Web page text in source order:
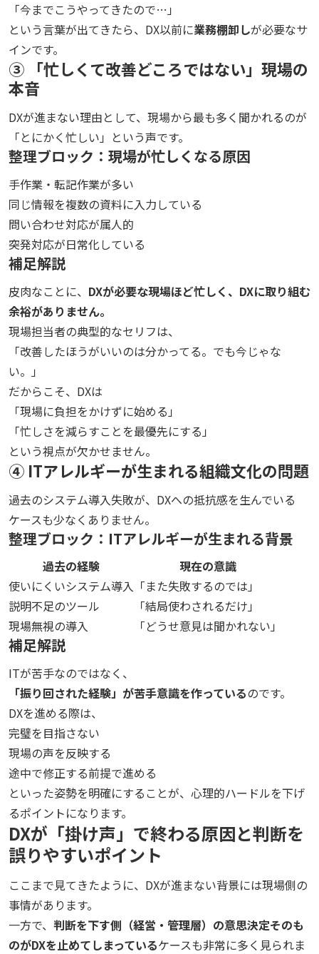
「今までこうやってきたので…」
という言葉が出てきたら、DX以前に業務棚卸しが必要なサ
インです。
③ 「忙しくて改善どころではない」現場の
本音
DXが進まない理由として、現場から最も多く聞かれるのが
「とにかく忙しい」という声です。
整理ブロック：現場が忙しくなる原因
手作業・転記作業が多い
同じ情報を複数の資料に入力している
問い合わせ対応が属人的
突発対応が日常化している
補足解説
皮肉なことに、 DXが必要な現場ほど忙しく、DXに取り組む
余裕がありません。
現場担当者の典型的なセリフは、
「改善したほうがいいのは分かってる。でも今じゃな
い。」
だからこそ、DXは
「現場に負担をかけずに始める」
「忙しさを減らすことを最優先にする」
という視点が欠かせません。
④ ITアレルギーが生まれる組織文化の問題
過去のシステム導入失敗が、DXへの抵抗感を生んでいる
ケースも少なくありません。
整理ブロック：ITアレルギーが生まれる背景
過去の経験
現在の意識
使いにくいシステム導入 「また失敗するのでは」
説明不足のツール
「結局使わされるだけ」
現場無視の導入
「どうせ意見は聞かれない」
補足解説
ITが苦手なのではなく、
「振り回された経験」が苦手意識を作っているのです。
DXを進める際は、
完璧を目指さない
現場の声を反映する
途中で修正する前提で進める
といった姿勢を明確にすることが、心理的ハードルを下げ
るポイントになります。
DXが「掛け声」で終わる原因と判断を
誤りやすいポイント
ここまで見てきたように、DXが進まない背景には現場側の
事情があります。
一方で、 判断を下す側（経営・管理層）の意思決定そのも
のがDXを止めてしまっているケースも非常に多く見られま